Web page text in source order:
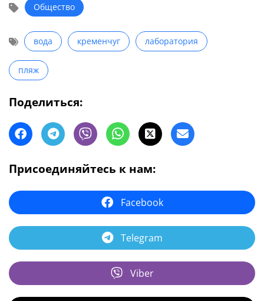
Общество
вода кременчуг лаборатория
пляж
Поделиться:
Присоединяйтесь к нам:
Facebook
Telegram
Viber